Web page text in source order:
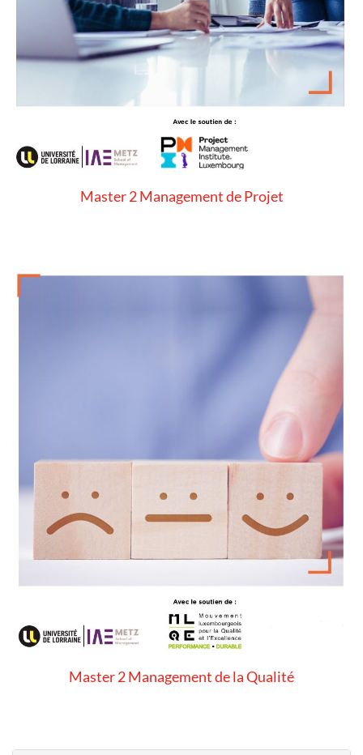
Master 2 Management de Projet
Master 2 Management de la Qualité